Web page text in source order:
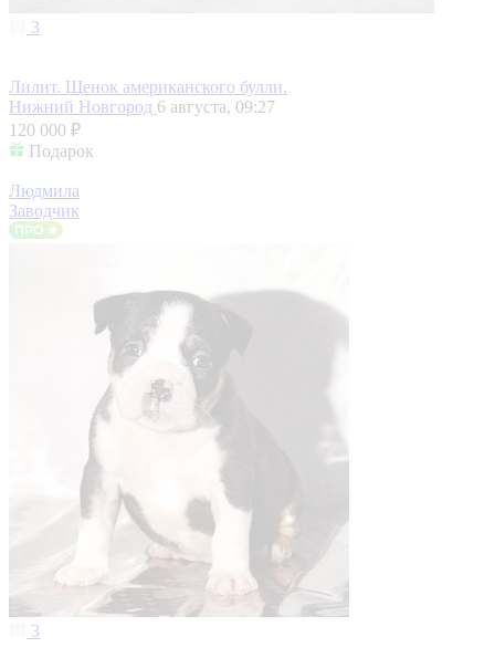
3
Лилит. Щенок американского булли.
Нижний Новгород 6 августа, 09:27
120 000 ₽
Подарок
Людмила
Заводчик
3